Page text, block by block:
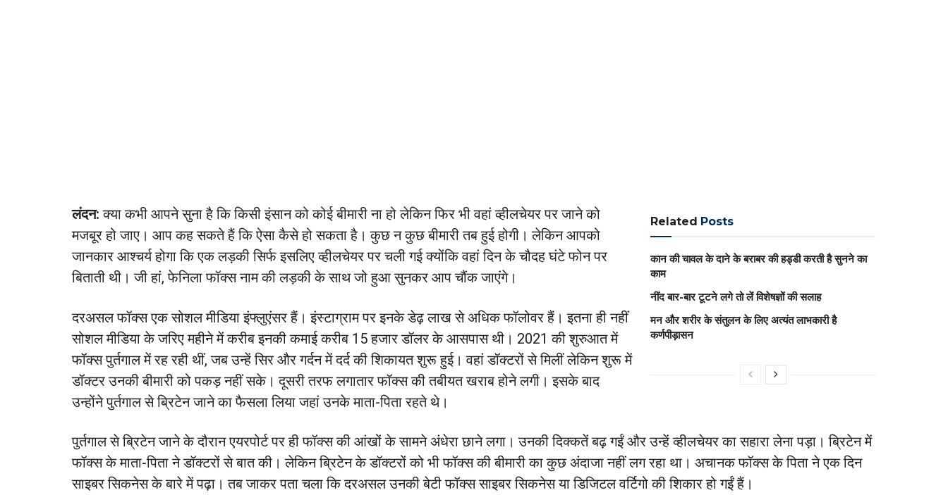
Related Posts
कान की चावल के दाने के बराबर की हड्डी करती है सुनने का
काम
नींद बार-बार टूटने लगे तो लें विशेषज्ञों की सलाह
मन और शरीर के संतुलन के लिए अत्यंत लाभकारी है
कर्णपीड़ासन
लंदन: क्या कभी आपने सुना है कि किसी इंसान को कोई बीमारी ना हो लेकिन फिर भी वहां व्हीलचेयर पर जाने को
मजबूर हो जाए। आप कह सकते हैं कि ऐसा कैसे हो सकता है। कुछ न कुछ बीमारी तब हुई होगी। लेकिन आपको
जानकार आश्चर्य होगा कि एक लड़की सिर्फ इसलिए व्हीलचेयर पर चली गई क्योंकि वहां दिन के चौदह घंटे फोन पर
बिताती थी। जी हां, फेनिला फॉक्स नाम की लड़की के साथ जो हुआ सुनकर आप चौंक जाएंगे।
दरअसल फॉक्स एक सोशल मीडिया इंफ्लुएंसर हैं। इंस्टाग्राम पर इनके डेढ़ लाख से अधिक फॉलोवर हैं। इतना ही नहीं
सोशल मीडिया के जरिए महीने में करीब इनकी कमाई करीब 15 हजार डॉलर के आसपास थी। 2021 की शुरुआत में
फॉक्स पुर्तगाल में रह रही थीं, जब उन्हें सिर और गर्दन में दर्द की शिकायत शुरू हुई। वहां डॉक्टरों से मिलीं लेकिन शुरू में
डॉक्टर उनकी बीमारी को पकड़ नहीं सके। दूसरी तरफ लगातार फॉक्स की तबीयत खराब होने लगी। इसके बाद
उन्होंने पुर्तगाल से ब्रिटेन जाने का फैसला लिया जहां उनके माता-पिता रहते थे।
पुर्तगाल से ब्रिटेन जाने के दौरान एयरपोर्ट पर ही फॉक्स की आंखों के सामने अंधेरा छाने लगा। उनकी दिक्कतें बढ़ गईं और उन्हें व्हीलचेयर का सहारा लेना पड़ा। ब्रिटेन में
फॉक्स के माता-पिता ने डॉक्टरों से बात की। लेकिन ब्रिटेन के डॉक्टरों को भी फॉक्स की बीमारी का कुछ अंदाजा नहीं लग रहा था। अचानक फॉक्स के पिता ने एक दिन
साइबर सिकनेस के बारे में पढ़ा। तब जाकर पता चला कि दरअसल उनकी बेटी फॉक्स साइबर सिकनेस या डिजिटल वर्टिगो की शिकार हो गईं हैं।